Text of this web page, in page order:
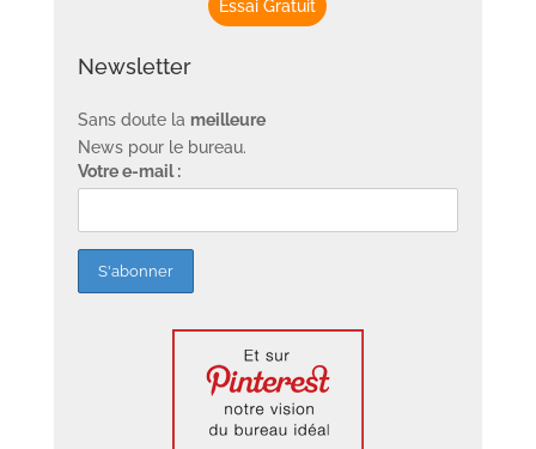
Essai Gratuit
Newsletter
Sans doute la meilleure
News pour le bureau.
Votre e-mail :